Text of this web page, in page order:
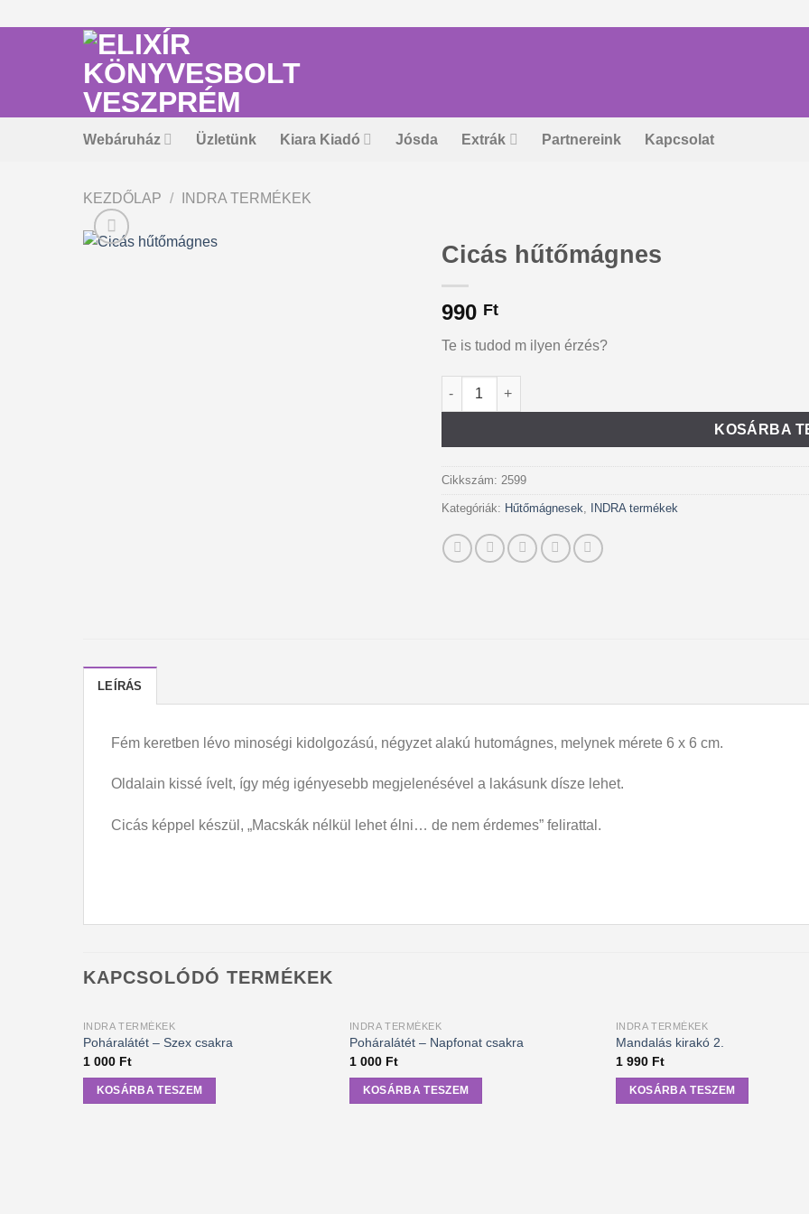
Webáruház Üzletünk Kiara Kiadó Jósda Extrák Partnereink Kapcsolat
KEZDŐLAP / INDRA TERMÉKEK
Cicás hűtőmágnes
990 Ft
Te is tudod m ilyen érzés?
Cicás hűtőmágnes mennyiség
KOSÁRBA
Alternative:
Cikkszám: 2599
Kategóriák: Hűtőmágnesek INDRA termékek
LEÍRÁS
Fém keretben lévo minoségi kidolgozású, négyzet alakú hutomágnes, melynek mérete 6 x 6 cm.
Oldalain kissé ívelt, így még igényesebb megjelenésével a lakásunk dísze lehet.
Cicás képpel készül, „Macskák nélkül lehet élni… de nem érdemes” felirattal.
KAPCSOLÓDÓ TERMÉKEK
INDRA TERMÉKEK
Poháralátét – Szex csakra
1 000 Ft
KOSÁRBA TESZEM
INDRA TERMÉKEK
Poháralátét – Napfonat csakra
1 000 Ft
KOSÁRBA TESZEM
INDRA TERMÉKEK
Mandalás kirakó 2.
1 990 Ft
KOSÁRBA TESZEM